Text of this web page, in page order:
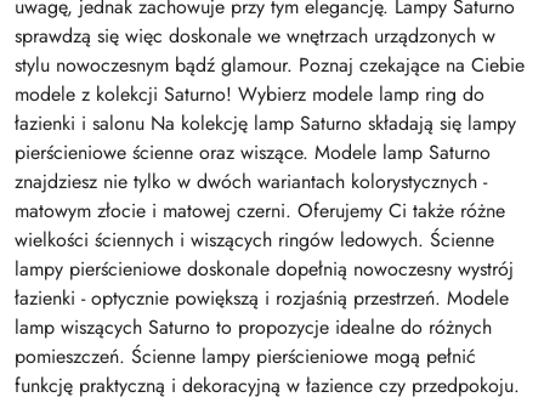
uwagę, jednak zachowuje przy tym elegancję. Lampy Saturno
sprawdzą się więc doskonale we wnętrzach urządzonych w
stylu nowoczesnym bądź glamour. Poznaj czekające na Ciebie
modele z kolekcji Saturno! Wybierz modele lamp ring do
łazienki i salonu Na kolekcję lamp Saturno składają się lampy
pierścieniowe ścienne oraz wiszące. Modele lamp Saturno
znajdziesz nie tylko w dwóch wariantach kolorystycznych -
matowym złocie i matowej czerni. Oferujemy Ci także różne
wielkości ściennych i wiszących ringów ledowych. Ścienne
lampy pierścieniowe doskonale dopełnią nowoczesny wystrój
łazienki - optycznie powiększą i rozjaśnią przestrzeń. Modele
lamp wiszących Saturno to propozycje idealne do różnych
pomieszczeń. Ścienne lampy pierścieniowe mogą pełnić
funkcję praktyczną i dekoracyjną w łazience czy przedpokoju.